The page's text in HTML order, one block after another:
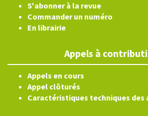
S'abonner à la revue
Commander un numéro
En librairie
Appels à
Appels en cours
Appel clôturés
Caractéristiques techniques des